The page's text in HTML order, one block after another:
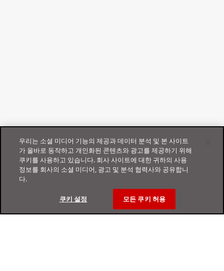
우리는 소셜 미디어 기능의 제공과 데이터 분석 및 본 사이트
가 올바로 동작하고 개인화된 콘텐츠와 광고를 제공하기 위해
쿠키를 사용하고 있습니다. 회사 사이트에 대한 귀하의 사용
정보를 회사의 소셜 미디어, 광고 및 분석 협력사와 공유합니
다.
쿠키 설정 모든 쿠키 허용